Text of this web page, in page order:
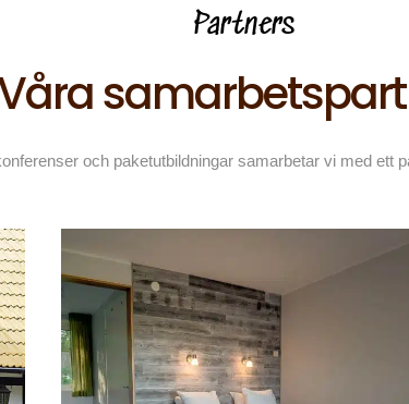
Partners
och paketutbildningar samarbetar vi med ett